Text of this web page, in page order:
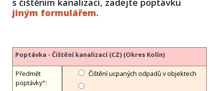
s čištěním kanalizací, zadejte poptávku
jiným formulářem.
Poptávka - Čištění kanalizací (CZ) (Okres Kolín)
Předmět
poptávky*:
Čištění ucpaných odpadů v objektech